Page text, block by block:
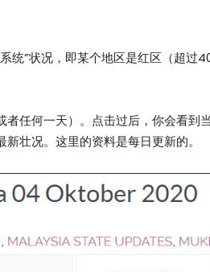
统”状况，即某个地区是红区（超过
任何一天）。点击过后，你会看到
壮况。这里的资料是每日更新的。